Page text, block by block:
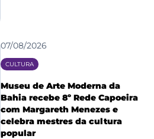
07/08/2026
CULTURA
Museu de Arte Moderna da
Bahia recebe 8º Rede Capoeira
com Margareth Menezes e
celebra mestres da cultura
popular